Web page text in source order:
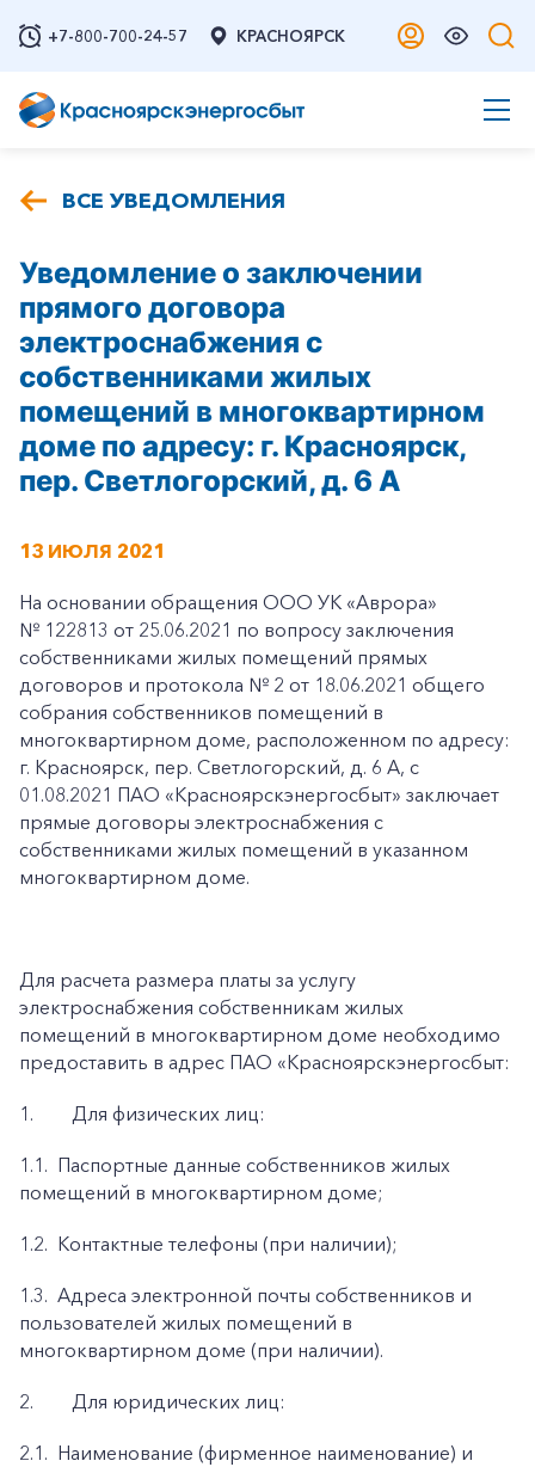
+7-800-700-24-57 КРАСНОЯРСК
ВСЕ УВЕДОМЛЕНИЯ
Уведомление о заключении
прямого договора
электроснабжения с
собственниками жилых
помещений в многоквартирном
доме по адресу: г. Красноярск,
пер. Светлогорский, д. 6 А
13 ИЮЛЯ 2021
На основании обращения ООО УК «Аврора»
№ 122813 от 25.06.2021 по вопросу заключения
собственниками жилых помещений прямых
договоров и протокола № 2 от 18.06.2021 общего
собрания собственников помещений в
многоквартирном доме, расположенном по адресу:
г. Красноярск, пер. Светлогорский, д. 6 А, с
01.08.2021 ПАО «Красноярскэнергосбыт» заключает
прямые договоры электроснабжения с
собственниками жилых помещений в указанном
многоквартирном доме.
Для расчета размера платы за услугу
электроснабжения собственникам жилых
помещений в многоквартирном доме необходимо
предоставить в адрес ПАО «Красноярскэнергосбыт:
1. Для физических лиц:
1.1. Паспортные данные собственников жилых
помещений в многоквартирном доме;
1.2. Контактные телефоны (при наличии);
1.3. Адреса электронной почты собственников и
пользователей жилых помещений в
многоквартирном доме (при наличии).
2. Для юридических лиц:
2.1. Наименование (фирменное наименование) и